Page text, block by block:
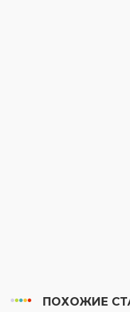
ПОХОЖИЕ